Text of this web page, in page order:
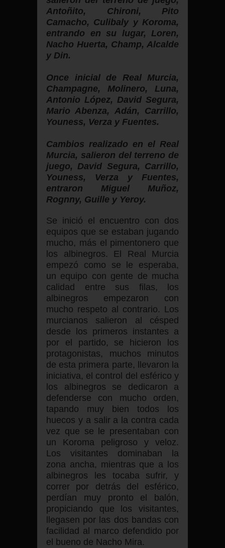
Antoñito, Chironi, Pito
Camacho, Culibaly y Koroma,
entrando en su lugar, Loren,
Nacho Huerta, Champ, Alcalde
y Din.
Once inicial de Real Murcia,
Champagne, Molinero, Luna,
Antonio López, David Segura,
Mario Abenza, Adán, Carrillo,
Youness, Verza y Fuentes.
Cambios realizado en el Real
Murcia, salieron del terreno de
juego, David Segura, Carrillo,
Youness, Verza y Fuentes,
entraron Miguel Muñoz,
Rognny, Guille y Yeroy.
Se inició el encuentro con dos
equipos que se estaban jugando
mucho, más el pimentonero que
los albinegros. El Real Murcia
empezó como se le esperaba,
un equipo con gente de mucha
calidad entre sus filas, los
albinegros empezaron con
mucho respeto al contrario. Los
murcianos salieron al césped
desde los primeros instantes a
por el partido, se hicieron los
protagonistas, muchos minutos
de esta primera parte, llevaron la
iniciativa, el control del esférico y
los albinegros se dedicaron a
defenderse con mucho orden,
tapando muy bien todos los
huecos y a salir a la contra cada
vez que se le presentaban con
un Koroma peligroso y veloz.
Los visitantes dominaban la
zona ancha, mientras que a los
albinegros les tocaba sufrir, y
correr por detrás del esférico,
perdían muy pronto el balón,
propiciando que los visitantes,
llegasen por las dos bandas con
facilidad al marco defendido por
el bueno de Nacho Mira.